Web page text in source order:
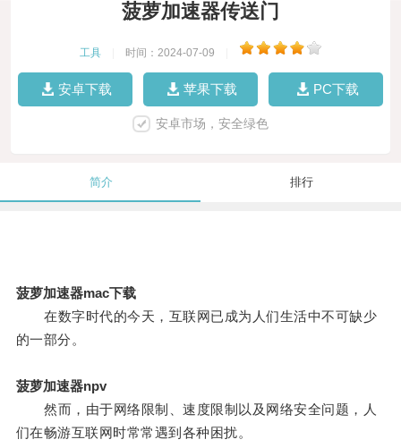
菠萝加速器传送门
工具 时间：2024-07-09
安卓下载 苹果下载 PC下载
安卓市场，安全绿色
简介 排行
菠萝加速器mac下载
在数字时代的今天，互联网已成为人们生活中不可缺少
的一部分。
菠萝加速器npv
然而，由于网络限制、速度限制以及网络安全问题，人
们在畅游互联网时常常遇到各种困扰。